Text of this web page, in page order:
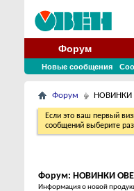
Форум
Новые сообщения
Форум НОВИНКИ
Если это ваш первый
сообщений выберите
Форум: НОВИНКИ
Информация о новой